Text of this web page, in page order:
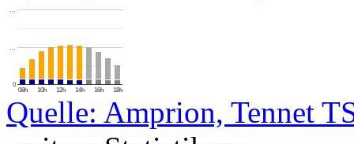
08h 10h 12h 14h 16h 18h
0
…
…
Quelle: Amprion, Tennet